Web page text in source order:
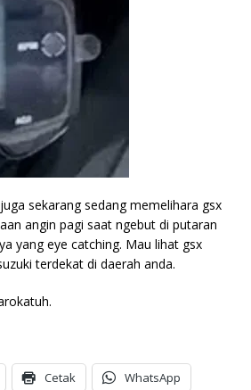
sekarang sedang memelihara gsx
angin pagi saat ngebut di putaran
yang eye catching. Mau lihat gsx
terdekat di daerah anda.
Cetak WhatsApp